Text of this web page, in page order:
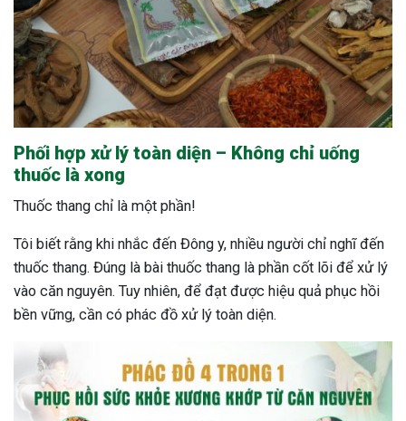
Phối hợp xử lý toàn diện – Không chỉ uống
thuốc là xong
Thuốc thang chỉ là một phần!
Tôi biết rằng khi nhắc đến Đông y, nhiều người chỉ nghĩ đến
thuốc thang. Đúng là bài thuốc thang là phần cốt lõi để xử lý
vào căn nguyên. Tuy nhiên, để đạt được hiệu quả phục hồi
bền vững, cần có phác đồ xử lý toàn diện.